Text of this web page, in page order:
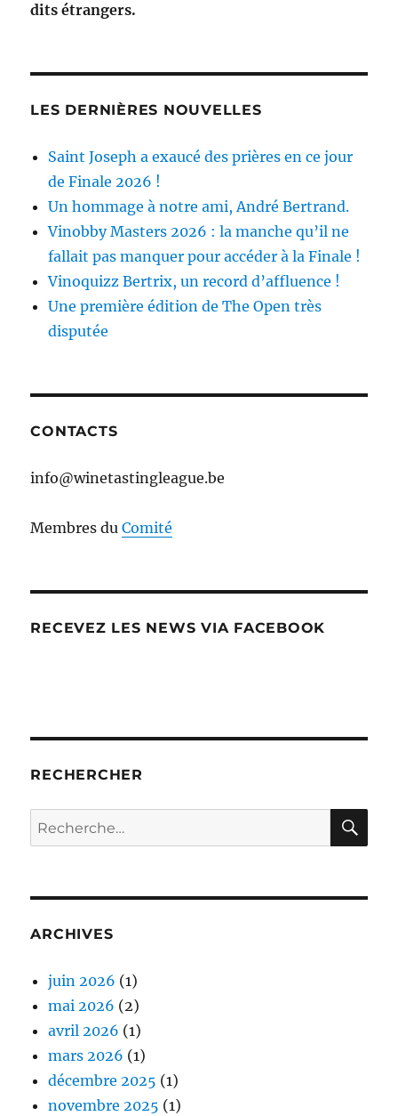
dits étrangers.
LES DERNIÈRES NOUVELLES
Saint Joseph a exaucé des prières en ce jour
de Finale 2026 !
Un hommage à notre ami, André Bertrand.
Vinobby Masters 2026 : la manche qu’il ne
fallait pas manquer pour accéder à la Finale !
Vinoquizz Bertrix, un record d’affluence !
Une première édition de The Open très
disputée
CONTACTS
info@winetastingleague.be
Membres duComité
RECEVEZ LES NEWS VIA FACEBOOK
RECHERCHER
Recherche
pour :
ARCHIVES
juin 2026 (1)
mai 2026 (2)
avril 2026 (1)
mars 2026 (1)
décembre 2025 (1)
novembre 2025 (1)